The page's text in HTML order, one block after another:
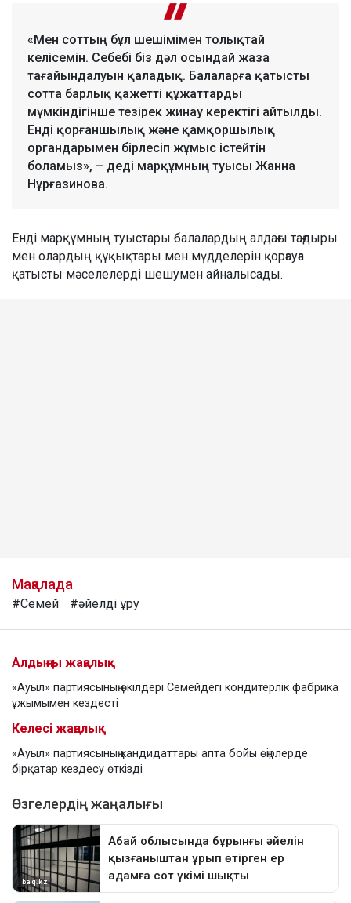
«Мен соттың бұл шешімімен толықтай
келісемін. Себебі біз дәл осындай жаза
тағайындалуын қаладық. Балаларға қатысты
сотта барлық қажетті құжаттарды
мүмкіндігінше тезірек жинау керектігі айтылды.
Енді қорғаншылық және қамқоршылық
органдарымен бірлесіп жұмыс істейтін
боламыз», – деді марқұмның туысы Жанна
Нұрғазинова.
Енді марқұмның туыстары балалардың алдағы тағдыры
мен олардың құқықтары мен мүдделерін қорғауға
қатысты мәселелерді шешумен айналысады.
Мақалада
#Семей #әйелді ұру
Алдыңғы жаңалық
«Ауыл» партиясының өкілдері Семейдегі кондитерлік фабрика
ұжымымен кездесті
Келесі жаңалық
«Ауыл» партиясының кандидаттары апта бойы өңірлерде
бірқатар кездесу өткізді